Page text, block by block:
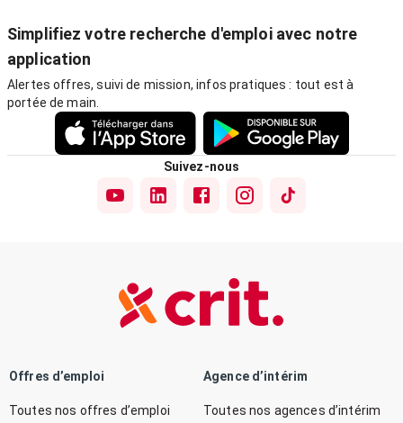
Simplifiez votre recherche d'emploi avec notre
application
Alertes offres, suivi de mission, infos pratiques : tout est à
portée de main.
Suivez-nous
Offres d’emploi
Toutes nos offres d’emploi
Agence d’intérim
Toutes nos agences d’intérim